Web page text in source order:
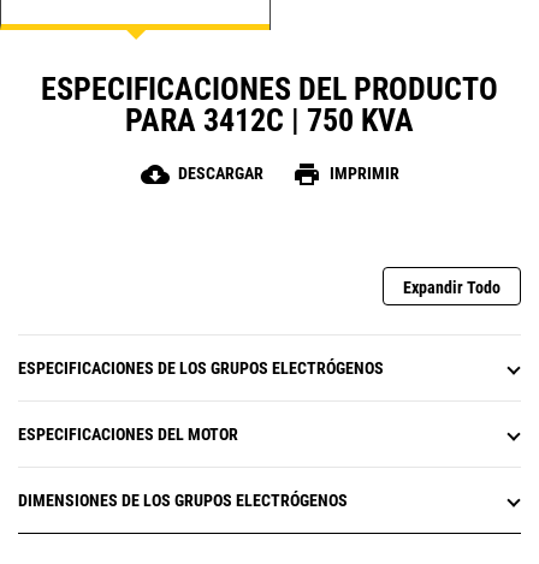
ESPECIFICACIONES DEL PRODUCTO
PARA 3412C | 750 KVA
cloud_download DESCARGAR print IMPRIMIR
Expandir Todo
ESPECIFICACIONES DE LOS GRUPOS ELECTRÓGENOS
ESPECIFICACIONES DEL MOTOR
DIMENSIONES DE LOS GRUPOS ELECTRÓGENOS